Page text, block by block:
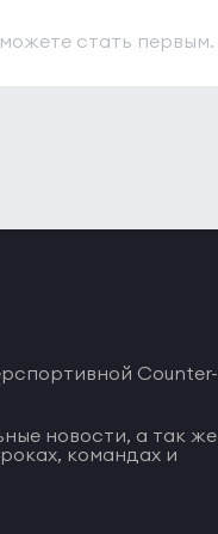
стать первым.
Counter-
новости, а так же
командах и